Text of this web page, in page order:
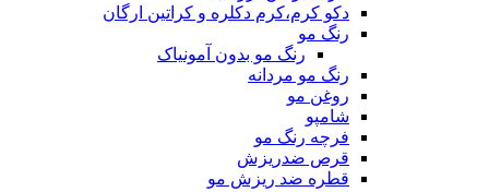
دکو کرم،کرم دکلره و کراتین ارگان
رنگ مو
رنگ مو بدون آمونیاک
رنگ مو مردانه
روغن مو
شامپو
فرچه رنگ مو
قرص ضدریزش
قطره ضد ریزش مو